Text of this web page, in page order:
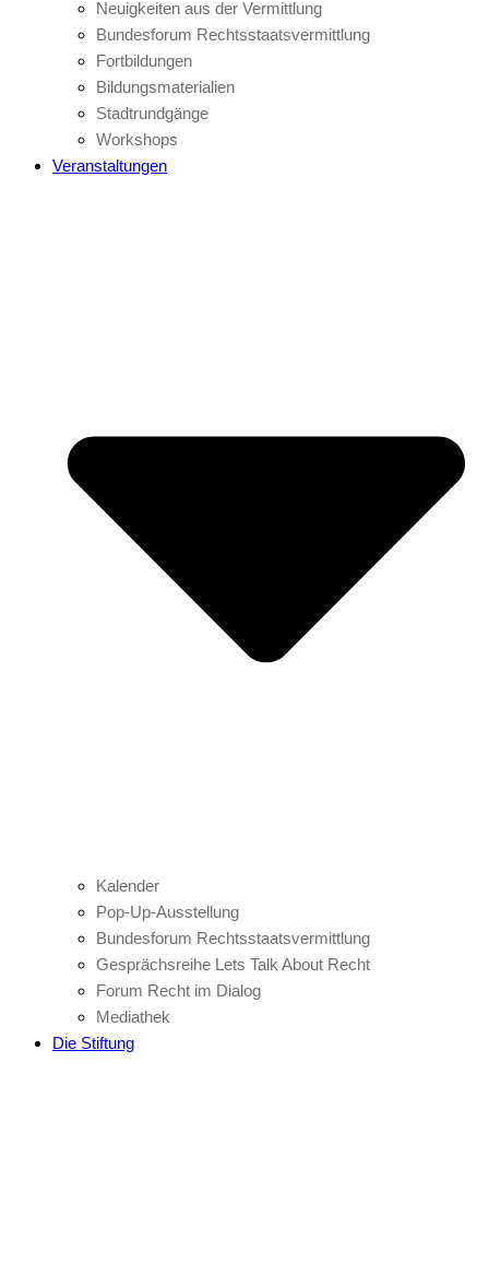
Neuigkeiten aus der Vermittlung
Bundesforum Rechtsstaatsvermittlung
Fortbildungen
Bildungsmaterialien
Stadtrundgänge
Workshops
Veranstaltungen
Kalender
Pop-Up-Ausstellung
Bundesforum Rechtsstaatsvermittlung
Gesprächsreihe Lets Talk About Recht
Forum Recht im Dialog
Mediathek
Die Stiftung